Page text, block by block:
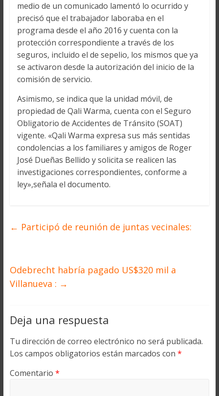
medio de un comunicado lamentó lo ocurrido y
precisó que el trabajador laboraba en el
programa desde el año 2016 y cuenta con la
protección correspondiente a través de los
seguros, incluido el de sepelio, los mismos que ya
se activaron desde la autorización del inicio de la
comisión de servicio.
Asimismo, se indica que la unidad móvil, de
propiedad de Qali Warma, cuenta con el Seguro
Obligatorio de Accidentes de Tránsito (SOAT)
vigente. «Qali Warma expresa sus más sentidas
condolencias a los familiares y amigos de Roger
José Dueñas Bellido y solicita se realicen las
investigaciones correspondientes, conforme a
ley»,señala el documento.
← Participó de reunión de juntas vecinales:
Odebrecht habría pagado US$320 mil a
Villanueva : →
Deja una respuesta
Tu dirección de correo electrónico no será publicada.
Los campos obligatorios están marcados con *
Comentario *